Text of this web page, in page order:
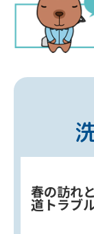
春の訪れ
道トラブ